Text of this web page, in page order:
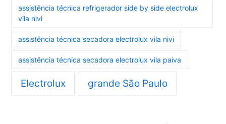
assistência técnica refrigerador side by side electrolux
vila nivi
assistência técnica secadora electrolux vila nivi
assistência técnica secadora electrolux vila paiva
Electrolux grande São Paulo